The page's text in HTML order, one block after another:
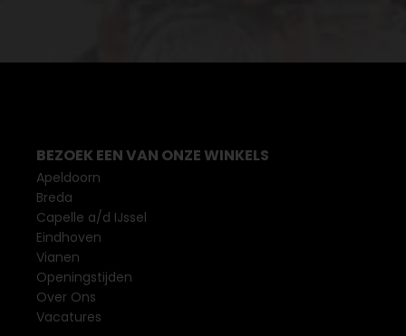
BEZOEK EEN VAN ONZE WINKELS
Apeldoorn
Breda
Capelle a/d IJssel
Eindhoven
Vianen
Openingstijden
Over Ons
Vacatures